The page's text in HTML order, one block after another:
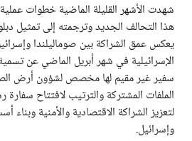
شهدت الأشهر القليلة الماضية خطوات
هذا التحالف الجديد وترجمته إلى تمثيل
يعكس عمق الشراكة بين صوماليلندا
الإسرائيلية في شهر أبريل الماضي عن
سفير غير مقيم لها مخصص لشؤون أرض
الملفات المشتركة والترتيب لافتتاح
لتعزيز الشراكة الاقتصادية والأمنية
وإسرائيل.